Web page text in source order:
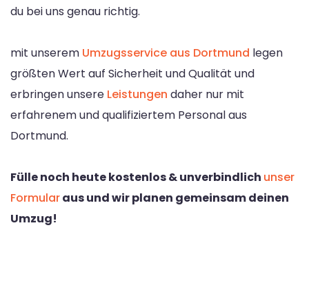
du bei uns genau richtig.
mit unserem Umzugsservice aus Dortmund legen
größten Wert auf Sicherheit und Qualität und
erbringen unsere Leistungen daher nur mit
erfahrenem und qualifiziertem Personal aus
Dortmund.
Fülle noch heute kostenlos & unverbindlich unser
Formularaus und wir planen gemeinsam deinen
Umzug!